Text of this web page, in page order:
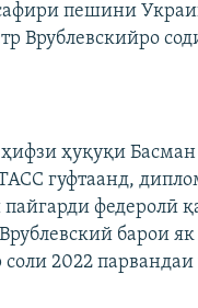
RFE/RL
пешини
Врублевскийро
ҳуқуқи Басман
гуфтаанд,
федеролӣ
барои як
2022 парвандаи